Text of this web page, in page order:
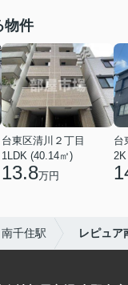
物件
台東区清川２丁目
1LDK (40.14㎡)
13.8万円
台
南千住駅 レピュア